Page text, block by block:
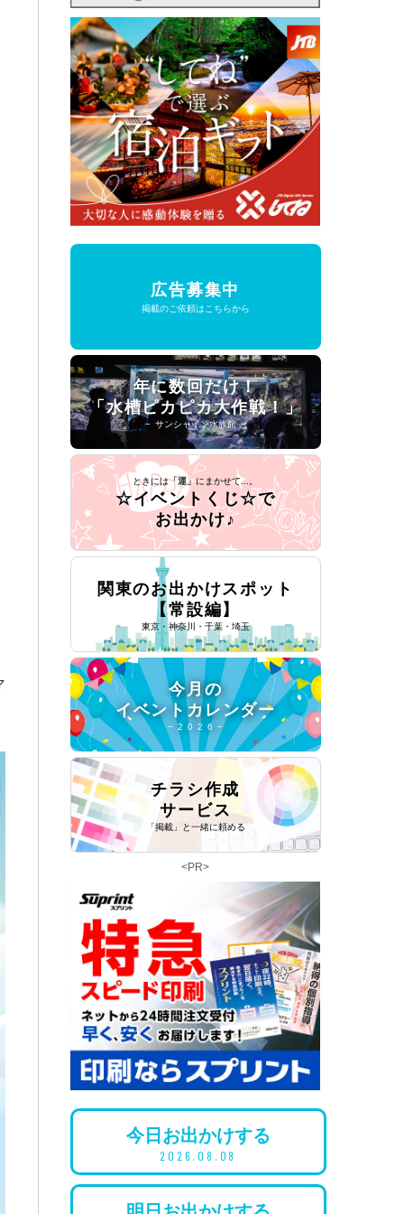
広告募集中
掲載のご依頼はこちらから
年に数回だけ！
「水槽ピカピカ大作戦！」
− サンシャイン水族館 −
ときには「運」 にまかせて...。
☆イベントくじ☆で
お出かけ♪
関東のお出かけスポット
【常設編】
東京・神奈川・千葉・埼玉
今月の
イベントカレンダー
− 2 0 2 6 −
チラシ作成
サービス
「掲載」と一緒に頼める
<PR>
今日 お出かけする
2026.08.08